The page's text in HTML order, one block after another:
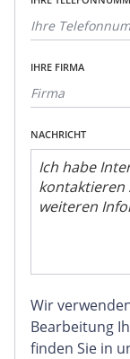
IHRE FIRMA
NACHRICHT
Wir
Bearbeitung
finden Sie in